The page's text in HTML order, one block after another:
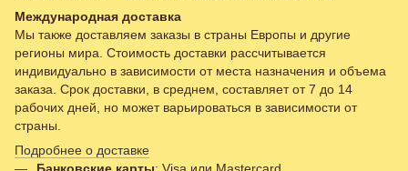
Международная доставка
Мы также доставляем заказы в страны Европы и другие
регионы мира. Стоимость доставки рассчитывается
индивидуально в зависимости от места назначения и объема
заказа. Срок доставки, в среднем, составляет от 7 до 14
рабочих дней, но может варьироваться в зависимости от
страны.
Подробнее о доставке
Банковские карты: Visa или Mastercard.